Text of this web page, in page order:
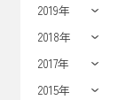
2019年
2018年
2017年
2015年